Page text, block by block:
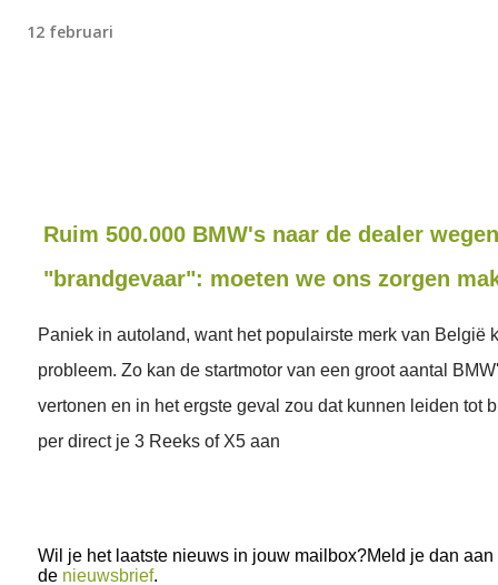
12 februari
Ruim 500.000 BMW's naar de dealer
"brandgevaar": moeten we ons zorgen
Paniek in autoland, want het populairste merk van België
probleem. Zo kan de startmotor van een groot aantal
vertonen en in het ergste geval zou dat kunnen leiden tot
per direct je 3 Reeks of X5 aan
Wil je het laatste nieuws in jouw mailbox?Meld je dan aan
de nieuwsbrief.